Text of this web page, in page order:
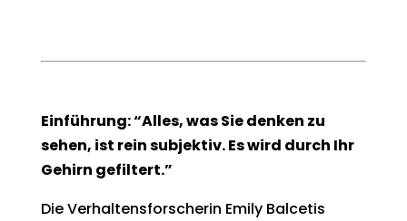
Einführung: “Alles, was Sie denken zu
sehen, ist rein subjektiv. Es wird durch Ihr
Gehirn gefiltert.”
Die Verhaltensforscherin Emily Balcetis